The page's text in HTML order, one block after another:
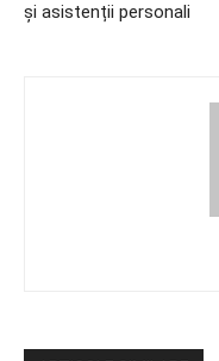
și asistenții personali